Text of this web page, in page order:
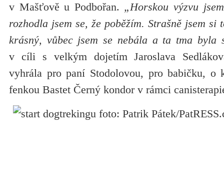
v Mašťově u Podbořan. „Horskou výzvu
rozhodla jsem se, že poběžím. Strašně jsem
krásný, vůbec jsem se nebála a ta tma byla
v cíli s velkým dojetím Jaroslava
vyhrála pro paní Stodolovou, pro babičku, o
fenkou Bastet Černý kondor v rámci